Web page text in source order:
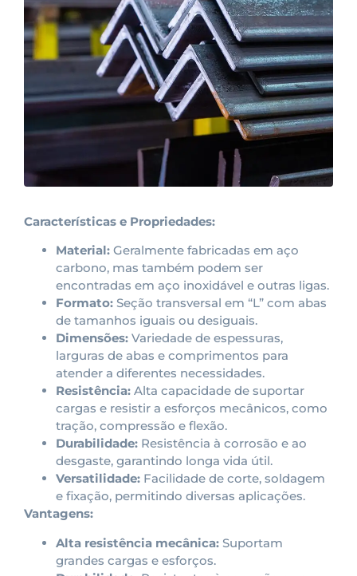
Características e Propriedades:
Material: Geralmente fabricadas em aço
carbono, mas também podem ser
encontradas em aço inoxidável e outras ligas.
Formato: Seção transversal em “L” com abas
de tamanhos iguais ou desiguais.
Dimensões: Variedade de espessuras,
larguras de abas e comprimentos para
atender a diferentes necessidades.
Resistência: Alta capacidade de suportar
cargas e resistir a esforços mecânicos, como
tração, compressão e flexão.
Durabilidade: Resistência à corrosão e ao
desgaste, garantindo longa vida útil.
Versatilidade: Facilidade de corte, soldagem
e fixação, permitindo diversas aplicações.
Vantagens:
Alta resistência mecânica: Suportam
grandes cargas e esforços.